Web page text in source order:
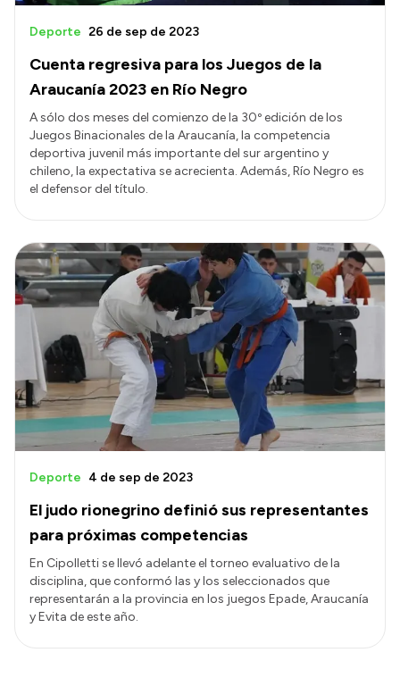
Cuenta regresiva para los Juegos de la
Araucanía 2023 en Río Negro
Deporte 26 de sep de 2023
A sólo dos meses del comienzo de la 30º edición de los
Juegos Binacionales de la Araucanía, la competencia
deportiva juvenil más importante del sur argentino y
chileno, la expectativa se acrecienta. Además, Río Negro es
el defensor del título.
El judo rionegrino definió sus representantes
para próximas competencias
Deporte 4 de sep de 2023
En Cipolletti se llevó adelante el torneo evaluativo de la
disciplina, que conformó las y los seleccionados que
representarán a la provincia en los juegos Epade, Araucanía
y Evita de este año.